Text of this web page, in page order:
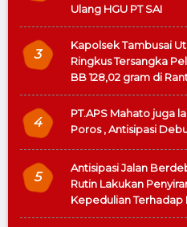
Ulang HGU PT SAI
3
Kapolsek Tambusai
Ringkus Tersangka
BB 128,02 gram di
4
PT.APS Mahato juga
Poros , Antisipasi
5
Antisipasi Jalan
Rutin Lakukan
Kepedulian Terhadap